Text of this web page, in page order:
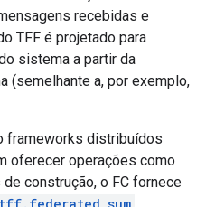
recebidas e
TFF é projetado para
sistema a partir da
(semelhante a, por exemplo,
frameworks distribuídos
oferecer operações como
construção, o FC fornece